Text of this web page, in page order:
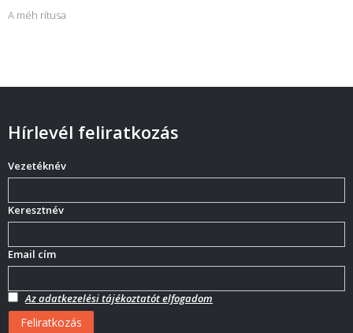
A méh rítusa
Hírlevél feliratkozás
Vezetéknév
Keresztnév
Email cím
Az adatkezelési tájékoztatót elfogadom